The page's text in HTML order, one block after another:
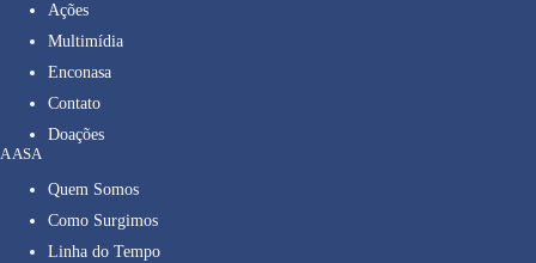
Ações
Multimídia
Enconasa
Contato
Doações
A ASA
Quem Somos
Como Surgimos
Linha do Tempo